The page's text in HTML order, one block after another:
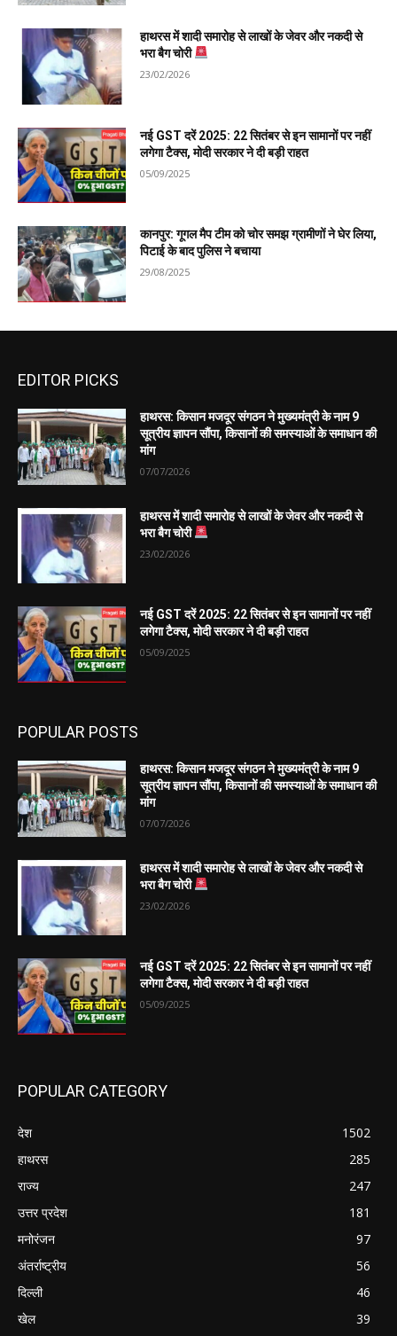
हाथरस में शादी समारोह से लाखों के जेवर और नकदी से
भरा बैग चोरी
23/02/2026
नई GST दरें 2025: 22 सितंबर से इन सामानों पर नहीं
लगेगा टैक्स, मोदी सरकार ने दी बड़ी राहत
05/09/2025
कानपुर: गूगल मैप टीम को चोर समझ ग्रामीणों ने घेर लिया,
पिटाई के बाद पुलिस ने बचाया
29/08/2025
EDITOR PICKS
हाथरस: किसान मजदूर संगठन ने मुख्यमंत्री के नाम 9
सूत्रीय ज्ञापन सौंपा, किसानों की समस्याओं के समाधान की
मांग
07/07/2026
हाथरस में शादी समारोह से लाखों के जेवर और नकदी से
भरा बैग चोरी
23/02/2026
नई GST दरें 2025: 22 सितंबर से इन सामानों पर नहीं
लगेगा टैक्स, मोदी सरकार ने दी बड़ी राहत
05/09/2025
POPULAR POSTS
हाथरस: किसान मजदूर संगठन ने मुख्यमंत्री के नाम 9
सूत्रीय ज्ञापन सौंपा, किसानों की समस्याओं के समाधान की
मांग
07/07/2026
हाथरस में शादी समारोह से लाखों के जेवर और नकदी से
भरा बैग चोरी
23/02/2026
नई GST दरें 2025: 22 सितंबर से इन सामानों पर नहीं
लगेगा टैक्स, मोदी सरकार ने दी बड़ी राहत
05/09/2025
POPULAR CATEGORY
देश
1502
हाथरस
285
राज्य
247
उत्तर प्रदेश
181
मनोरंजन
97
अंतर्राष्ट्रीय
56
दिल्ली
46
खेल
39